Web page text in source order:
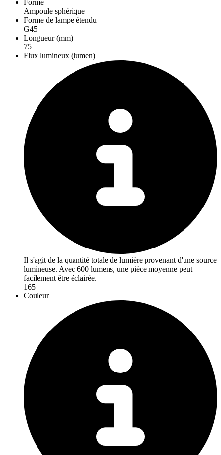
Forme
Ampoule sphérique
Forme de lampe étendu
G45
Longueur (mm)
75
Flux lumineux (lumen)
Il s'agit de la quantité totale de lumière provenant d'une source
lumineuse. Avec 600 lumens, une pièce moyenne peut
facilement être éclairée.
165
Couleur